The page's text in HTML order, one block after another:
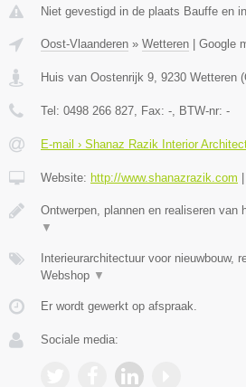
Niet gevestigd in de plaats Bauffe en
Oost-Vlaanderen » Wetteren Google
Huis van Oostenrijk 9, 9230 Wetteren (
Tel: 0498 266 827, Fax: -, BTW-nr: -
E-mail › Shanaz Razik Interior
Website: http://www.shanazrazik.com
Ontwerpen, plannen en realiseren van
▼
Interieurarchitectuur voor nieuwbouw,
Webshop ▼
Er wordt gewerkt op afspraak.
Sociale media: